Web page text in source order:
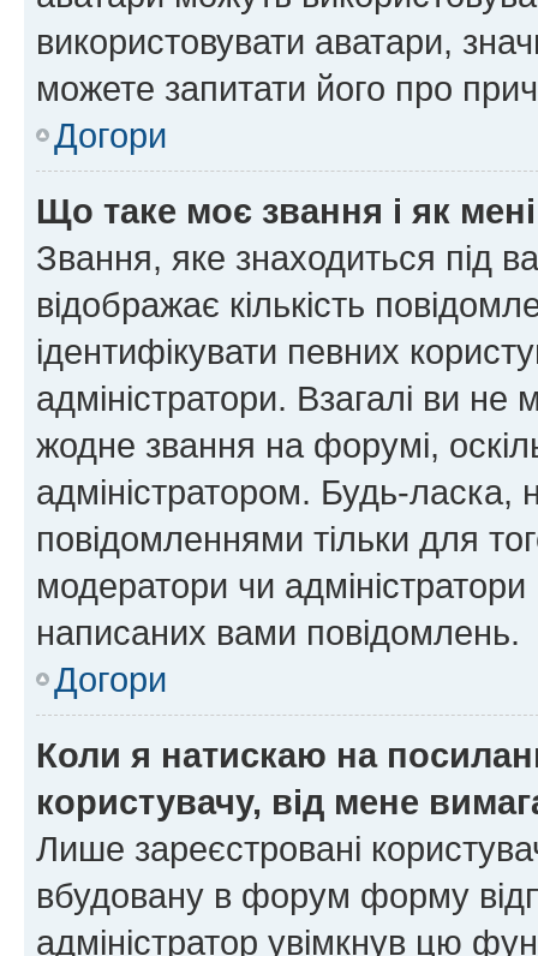
використовувати аватари,
можете запитати його про
Догори
Що таке моє звання і як
Звання, яке знаходиться під
відображає кількість
ідентифікувати певних
адміністратори. Взагалі ви
жодне звання на форумі,
адміністратором. Будь-
повідомленнями тільки для
модератори чи
написаних вами повідомлень.
Догори
Коли я натискаю на
користувачу, від мене
Лише зареєстровані
вбудовану в форум форму
адміністратор увімкнув цю